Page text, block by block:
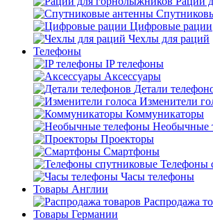
Цифровые рации
Чехлы для раций
Телефоны
IP телефоны
Аксессуары
Детали
Изменители
Коммуникаторы
Необычные
Проекторы
Смартфоны
Телефоны
Часы телефоны
Товары Англии
Распродажа
Товары Германии